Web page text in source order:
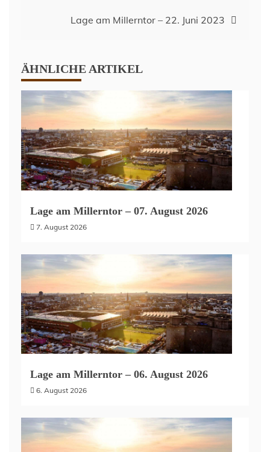
Lage am Millerntor – 22. Juni 2023
ÄHNLICHE ARTIKEL
Lage am Millerntor – 07. August 2026
7. August 2026
Lage am Millerntor – 06. August 2026
6. August 2026